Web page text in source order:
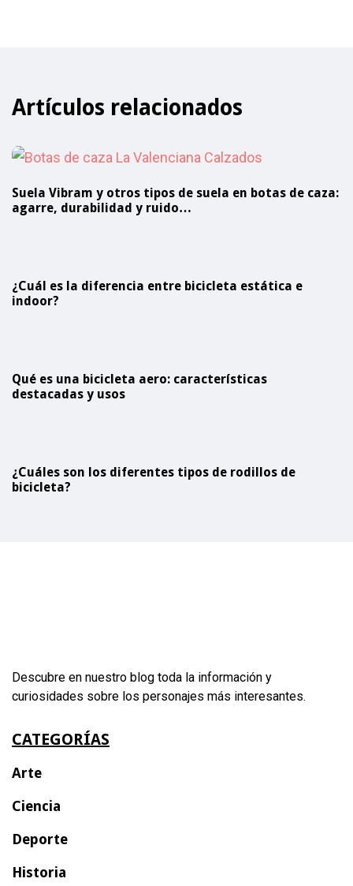
Artículos relacionados
Suela Vibram y otros tipos de suela en botas de caza:
agarre, durabilidad y ruido…
¿Cuál es la diferencia entre bicicleta estática e
indoor?
Qué es una bicicleta aero: características
destacadas y usos
¿Cuáles son los diferentes tipos de rodillos de
bicicleta?
Descubre en nuestro blog toda la información y
curiosidades sobre los personajes más interesantes.
CATEGORÍAS
Arte
Ciencia
Deporte
Historia